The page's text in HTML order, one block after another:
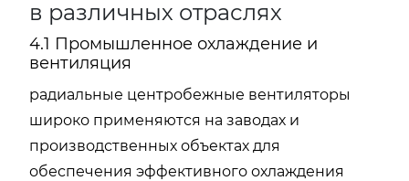
в различных отраслях
4.1 Промышленное охлаждение и
вентиляция
радиальные центробежные вентиляторы
широко применяются на заводах и
производственных объектах для
обеспечения эффективного охлаждения